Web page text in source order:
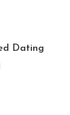
Dating